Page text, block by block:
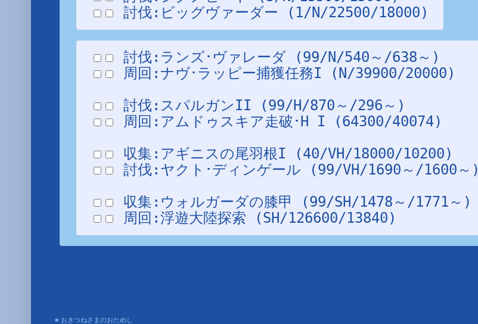
討伐:ビッグヴァーダー (1/N/22500/18000)
周回:ナヴ･ラッピー捕獲任務I (N/39900/20000)
周回:アムドゥスキア走破･H I (64300/40074)
討伐:ヤクト･ディンゲール (99/VH/1690～/1600～)
周回:浮遊大陸探索 (SH/126600/13840)
■ おきつねさまのおためし